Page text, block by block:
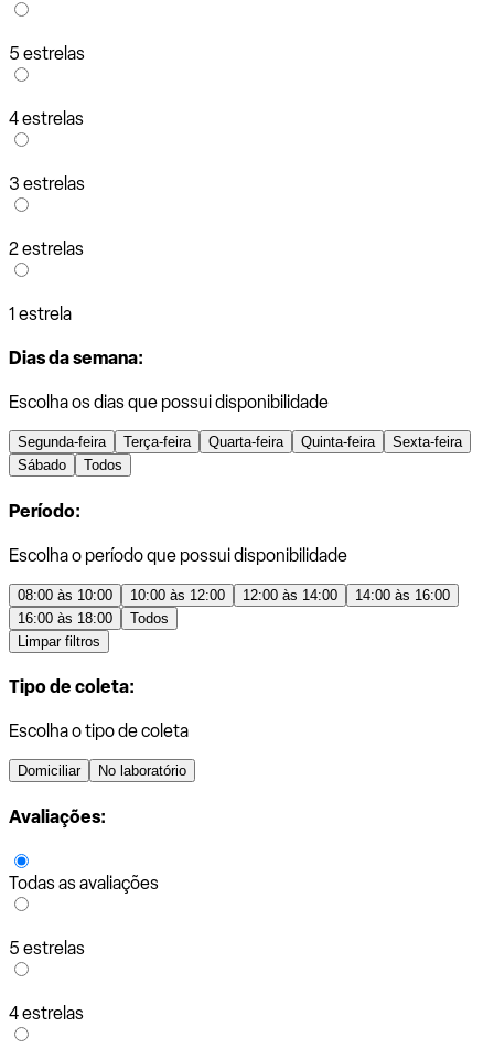
5 estrelas
4 estrelas
3 estrelas
2 estrelas
1 estrela
Dias da semana:
Escolha os dias que possui disponibilidade
Segunda-feira Terça-feira Quarta-feira Quinta-feira
Sexta-feira
Sábado
Todos
Período:
Escolha o período que possui disponibilidade
08:00 às 10:00 10:00 às 12:00 12:00 às 14:00
14:00 às 16:00
16:00 às 18:00
Todos
Limpar filtros
Tipo de coleta:
Escolha o tipo de coleta
Domiciliar No laboratório
Avaliações:
Todas as avaliações
5 estrelas
4 estrelas